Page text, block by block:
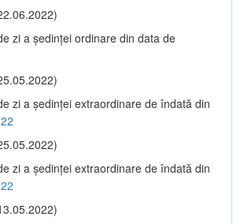
zi a şedinţei ordinare din data de
zi a şedinţei extraordinare de îndată din
zi a şedinţei extraordinare de îndată din